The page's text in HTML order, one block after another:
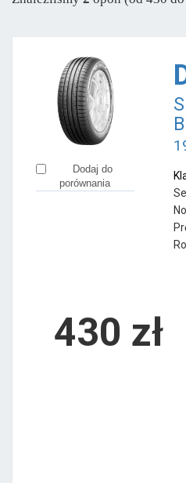
Aplus od 242 zł
Ceat od 280 zł
Firemax od 263 zł
Goodride od 226 zł
Laufenn od 362 zł
Minerva od 285 zł
Dodaj do
porównania
430 zł